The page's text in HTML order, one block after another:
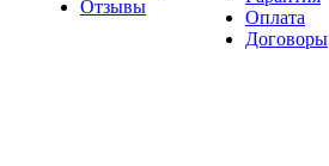
Отзывы
Оплата
Договоры